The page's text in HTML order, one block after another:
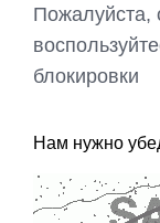
Пожалуйста,
блокировки
Нам нужно